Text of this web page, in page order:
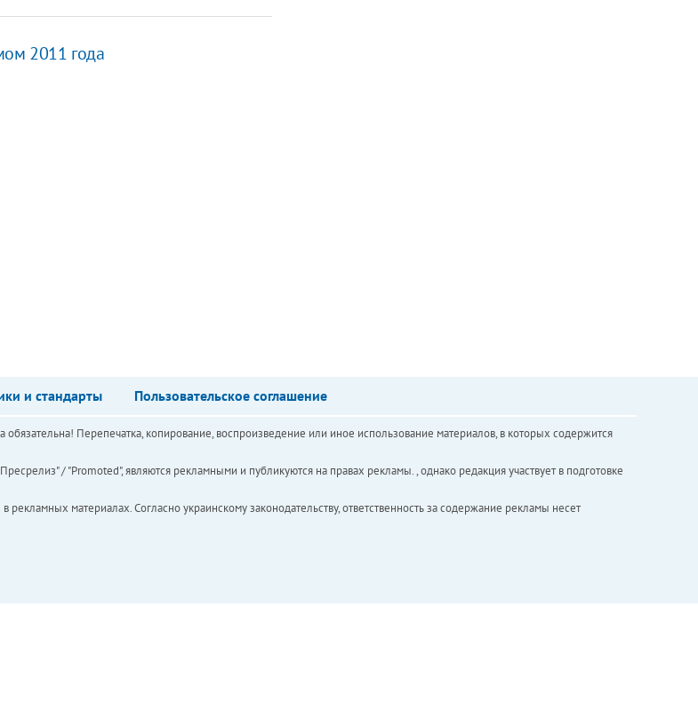
2011 года
и стандарты Пользовательское соглашение
Перепечатка, копирование, воспроизведение или иное использование материалов, в которых содержится
/ "Promoted", являются рекламными и публикуются на правах рекламы. , однако редакция участвует в подготовке
материалах. Согласно украинскому законодательству, ответственность за содержание рекламы несет